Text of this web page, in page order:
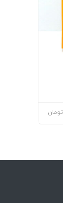
تومان